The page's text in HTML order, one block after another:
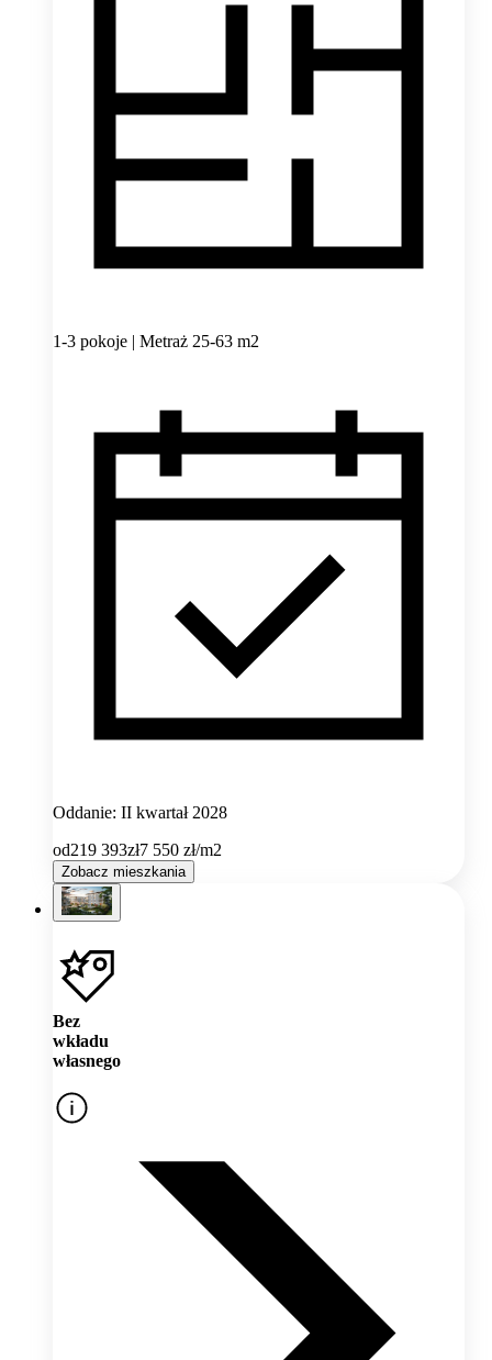
1-3 pokoje | Metraż 25-63 m2
Oddanie: II kwartał 2028
od219 393zł7 550 zł/m2
Zobacz mieszkania
Bez
wkładu
własnego